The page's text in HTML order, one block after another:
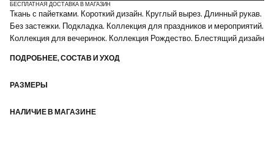
БЕСПЛАТНАЯ ДОСТАВКА В МАГАЗИН
Ткань с пайетками. Короткий дизайн. Круглый вырез. Длинный рукав.
Без застежки. Подкладка. Коллекция для праздников и мероприятий.
Коллекция для вечеринок. Коллекция Рождество. Блестящий дизайн
ПОДРОБНЕЕ, СОСТАВ И УХОД
РАЗМЕРЫ
НАЛИЧИЕ В МАГАЗИНЕ